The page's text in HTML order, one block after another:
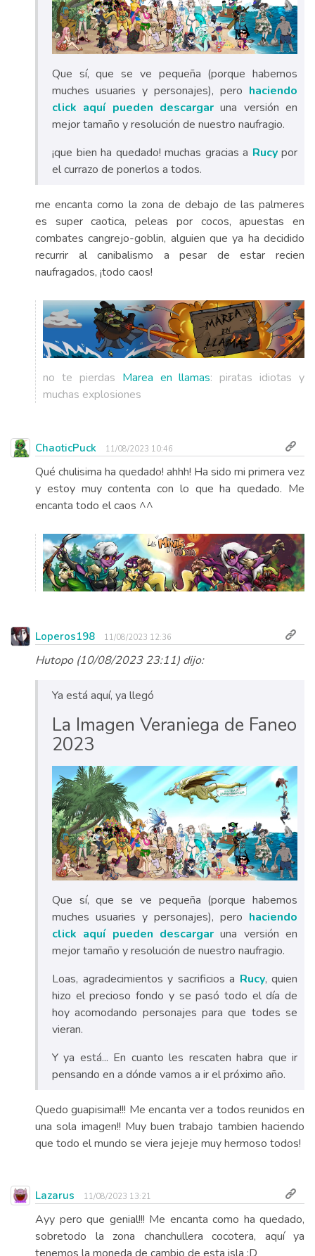
Que sí, que se ve pequeña (porque habemos
muches usuaries y personajes), pero haciendo
click aquí pueden descargar una versión en
mejor tamaño y resolución de nuestro naufragio.
¡que bien ha quedado! muchas gracias a Rucypor
el currazo de ponerlos a todos.
me encanta como la zona de debajo de las palmeres
es super caotica, peleas por cocos, apuestas en
combates cangrejo-goblin, alguien que ya ha decidido
recurrir al canibalismo a pesar de estar recien
naufragados, ¡todo caos!
no te pierdas Marea en llamas: piratas idiotas y
muchas explosiones
ChaoticPuck 11/08/2023 10:46
Qué chulisima ha quedado! ahhh! Ha sido mi primera vez
y estoy muy contenta con lo que ha quedado. Me
encanta todo el caos ^^
Loperos198 11/08/2023 12:36
Hutopo (10/08/2023 23:11) dijo:
Ya está aquí, ya llegó
La Imagen Veraniega de Faneo
2023
Que sí, que se ve pequeña (porque habemos
muches usuaries y personajes), pero haciendo
click aquí pueden descargar una versión en
mejor tamaño y resolución de nuestro naufragio.
Loas, agradecimientos y sacrificios a Rucy, quien
hizo el precioso fondo y se pasó todo el día de
hoy acomodando personajes para que todes se
vieran.
Y ya está... En cuanto les rescaten habra que ir
pensando en a dónde vamos a ir el próximo año.
Quedo guapisima!!! Me encanta ver a todos reunidos en
una sola imagen!! Muy buen trabajo tambien haciendo
que todo el mundo se viera jejeje muy hermoso todos!
Lazarus 11/08/2023 13:21
Ayy pero que genial!!! Me encanta como ha quedado,
sobretodo la zona chanchullera cocotera, aquí ya